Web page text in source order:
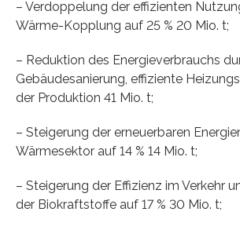
– Verdoppelung der effizienten
Wärme-Kopplung auf 25 % 20 Mio. t;
– Reduktion des Energieverbrauchs
Gebäudesanierung, effiziente
der Produktion 41 Mio. t;
– Steigerung der erneuerbaren
Wärmesektor auf 14 % 14 Mio. t;
– Steigerung der Effizienz im Verkehr
der Biokraftstoffe auf 17 % 30 Mio. t;